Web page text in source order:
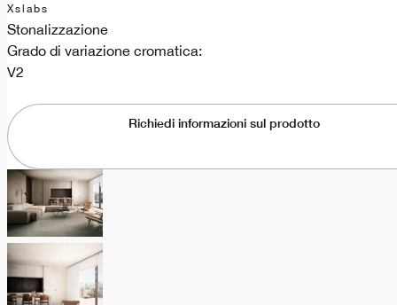
Xslabs
Stonalizzazione
Grado di variazione cromatica:
V2
Richiedi informazioni sul prodotto